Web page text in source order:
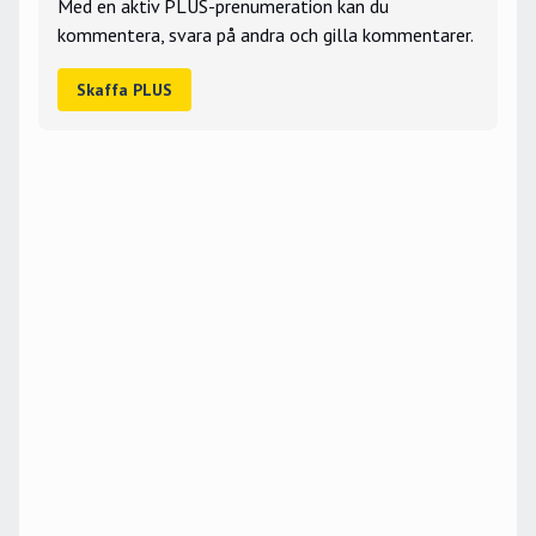
Med en aktiv PLUS-prenumeration kan du
kommentera, svara på andra och gilla kommentarer.
Skaffa PLUS